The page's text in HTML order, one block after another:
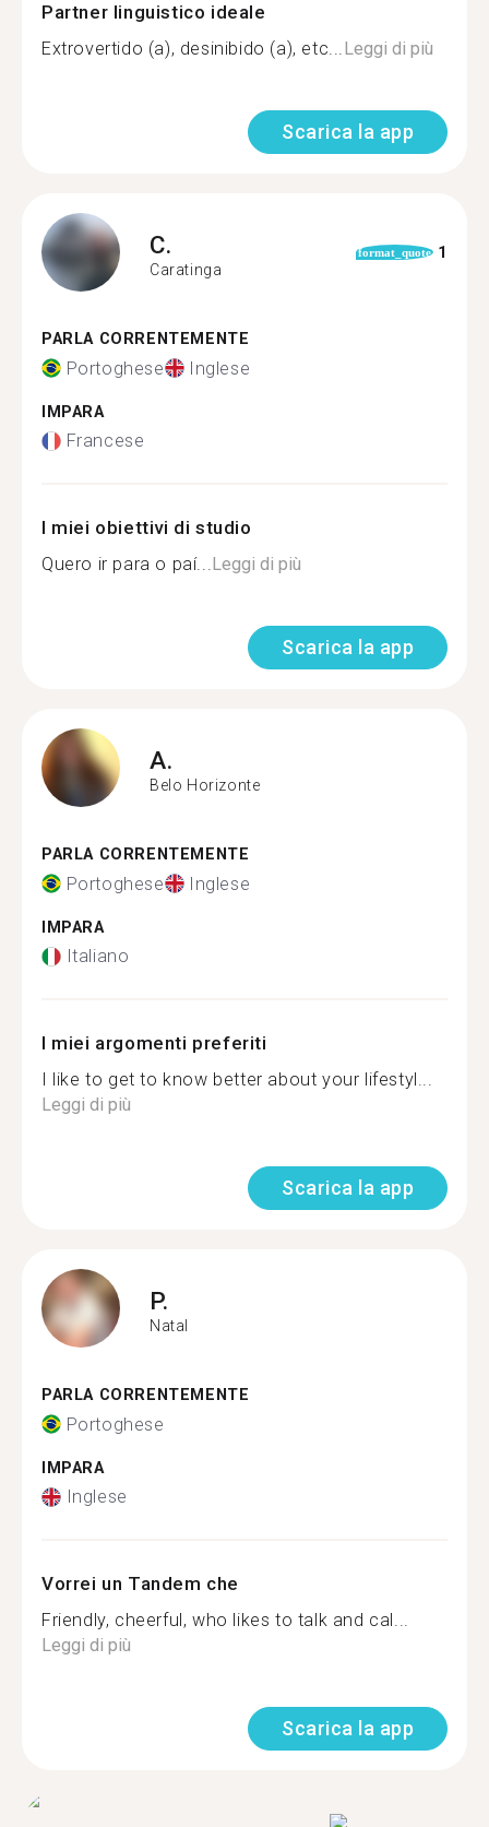
Partner linguistico ideale
Extrovertido (a), desinibido (a), etc...Leggi di più
Scarica la app
C.
Caratinga
format_quote 1
PARLA CORRENTEMENTE
Portoghese Inglese
IMPARA
Francese
I miei obiettivi di studio
Quero ir para o paí...Leggi di più
Scarica la app
A.
Belo Horizonte
PARLA CORRENTEMENTE
Portoghese Inglese
IMPARA
Italiano
I miei argomenti preferiti
I like to get to know better about your lifestyl...
Leggi di più
Scarica la app
P.
Natal
PARLA CORRENTEMENTE
Portoghese
IMPARA
Inglese
Vorrei un Tandem che
Friendly, cheerful, who likes to talk and cal...
Leggi di più
Scarica la app